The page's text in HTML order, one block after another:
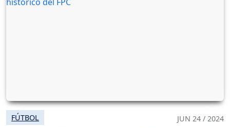
FÚTBOL JUN 24 / 2024